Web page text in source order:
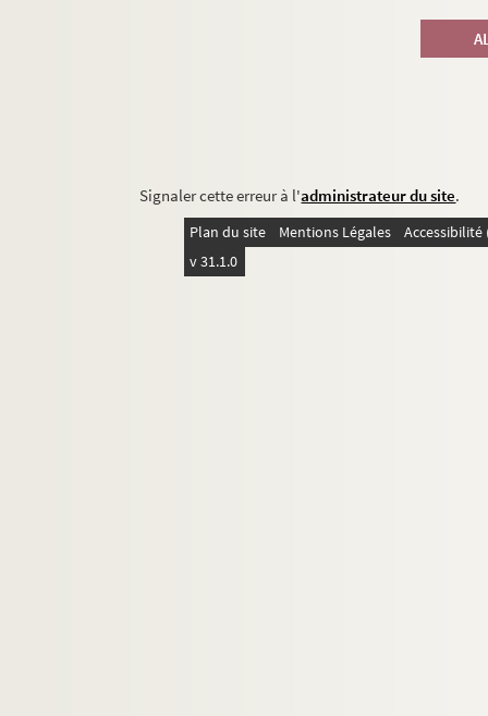
Signaler cette erreur à l'administrateur du site.
Plan du site Mentions Légales
v 31.1.0